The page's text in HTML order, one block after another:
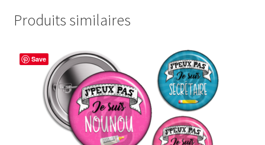
Produits similaires
Save